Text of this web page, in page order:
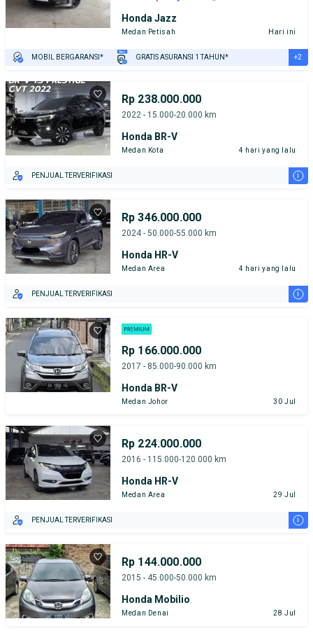
Honda Jazz
Medan Petisah Hari ini
MOBIL BERGARANSI* GRATIS ASURANSI 1 TAHUN* +2
Rp 238.000.000
2022 - 15.000-20.000 km
Honda BR-V
Medan Kota 4 hari yang lalu
PENJUAL TERVERIFIKASI i
Rp 346.000.000
2024 - 50.000-55.000 km
Honda HR-V
Medan Area 4 hari yang lalu
PENJUAL TERVERIFIKASI i
Rp 166.000.000
2017 - 85.000-90.000 km
Honda BR-V
Medan Johor 30 Jul
Rp 224.000.000
2016 - 115.000-120.000 km
Honda HR-V
Medan Area 29 Jul
PENJUAL TERVERIFIKASI i
Rp 144.000.000
2015 - 45.000-50.000 km
Honda Mobilio
Medan Denai 28 Jul